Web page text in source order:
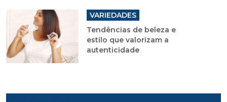
VARIEDADES
Tendências de beleza e
estilo que valorizam a
autenticidade